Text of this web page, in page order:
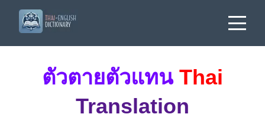
ตัวตายตัวแทน Thai
Translation